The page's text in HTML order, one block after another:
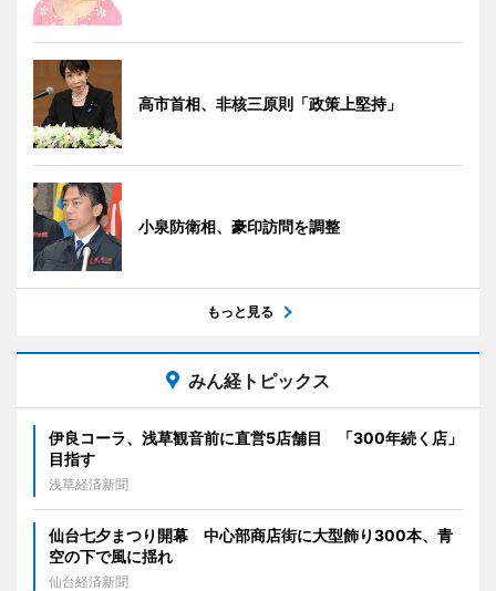
高市首相、非核三原則「政策上堅持」
小泉防衛相、豪印訪問を調整
もっと見る
みん経トピックス
伊良コーラ、浅草観音前に直営5店舗目 「300年続く店」
目指す
浅草経済新聞
仙台七夕まつり開幕 中心部商店街に大型飾り300本、青
空の下で風に揺れ
仙台経済新聞